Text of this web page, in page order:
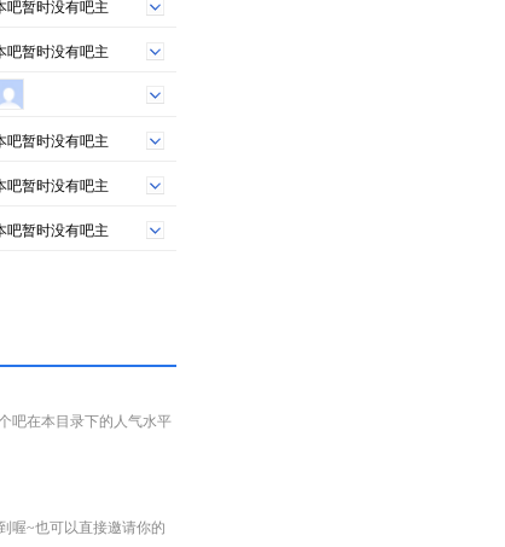
吧暂时没有吧主
吧暂时没有吧主
吧暂时没有吧主
吧暂时没有吧主
吧暂时没有吧主
吧在本目录下的人气水平
喔~也可以直接邀请你的